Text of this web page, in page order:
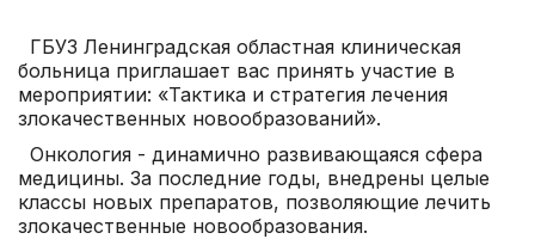
ГБУЗ Ленинградская областная клиническая
больница приглашает вас принять участие в
мероприятии: «Тактика и стратегия лечения
злокачественных новообразований».
Онкология - динамично развивающаяся сфера
медицины. За последние годы, внедрены целые
классы новых препаратов, позволяющие лечить
злокачественные новообразования.